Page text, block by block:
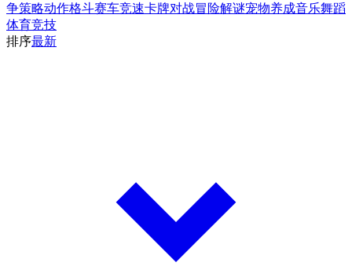
争策略动作格斗赛车竞速卡牌对战冒险解谜宠物养成音乐舞蹈
体育竞技
排序最新